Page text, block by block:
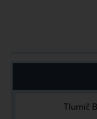
Tlumič